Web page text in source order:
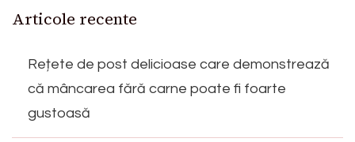
Articole recente
Rețete de post delicioase care demonstrează
că mâncarea fără carne poate fi foarte
gustoasă